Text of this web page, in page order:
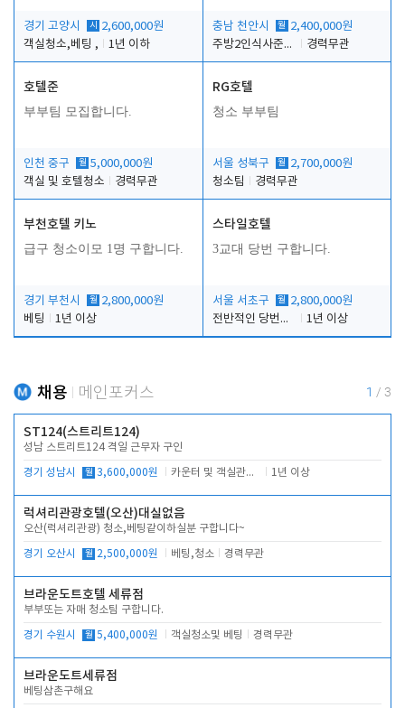
경기 고양시 시
2,600,000원
객실청소,베팅 ,
1년 이하
충남 천안시 월 2,400,000원
주방2인식사준비및청소린렌보조
경력무관
호텔준
부부팀 모집합니다.
인천 중구 월 5,000,000원
객실 및 호텔청소
경력무관
RG호텔
청소 부부팀
서울 성북구 월 2,700,000원
청소팀
경력무관
부천호텔 키노
급구 청소이모 1명 구합니다.
경기 부천시 월 2,800,000원
베팅
1년 이상
스타일호텔
3교대 당번 구합니다.
서울 서초구 월 2,800,000원
전반적인 당번업무
1년 이상
채용 메인포커스 1 / 3
ST124(스트리트124)
성남 스트리트124 격일 근무자 구인
경기 성남시 월 3,600,000원 카운터 및 객실관리 전반 1년 이상
럭셔리관광호텔(오산)대실없음
오산(럭셔리관광) 청소,베팅같이하실분 구합니다~
경기 오산시 월 2,500,000원 베팅,청소 경력무관
브라운도트호텔 세류점
부부또는 자매 청소팀 구합니다.
경기 수원시 월 5,400,000원 객실청소및 베팅 경력무관
브라운도트세류점
베팅삼촌구해요